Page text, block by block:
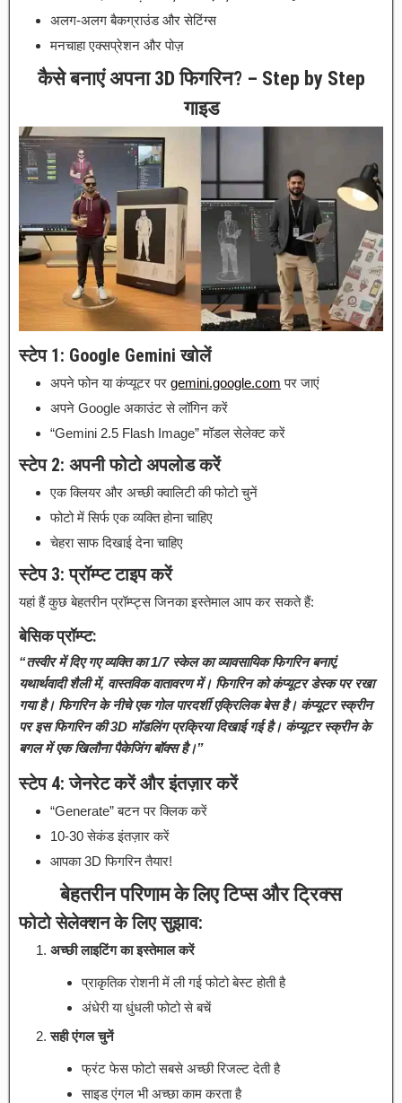
अलग-अलग बैकग्राउंड और सेटिंग्स
मनचाहा एक्सप्रेशन और पोज़
कैसे बनाएं अपना 3D फिगरिन? – Step by Step
गाइड
स्टेप 1: Google Gemini खोलें
अपने फोन या कंप्यूटर पर gemini.google.com पर जाएं
अपने Google अकाउंट से लॉगिन करें
“Gemini 2.5 Flash Image” मॉडल सेलेक्ट करें
स्टेप 2: अपनी फोटो अपलोड करें
एक क्लियर और अच्छी क्वालिटी की फोटो चुनें
फोटो में सिर्फ एक व्यक्ति होना चाहिए
चेहरा साफ दिखाई देना चाहिए
स्टेप 3: प्रॉम्प्ट टाइप करें
यहां हैं कुछ बेहतरीन प्रॉम्प्ट्स जिनका इस्तेमाल आप कर सकते हैं:
बेसिक प्रॉम्प्ट:
“तस्वीर में दिए गए व्यक्ति का 1/7 स्केल का व्यावसायिक फिगरिन बनाएं,
यथार्थवादी शैली में, वास्तविक वातावरण में। फिगरिन को कंप्यूटर डेस्क पर रखा
गया है। फिगरिन के नीचे एक गोल पारदर्शी एक्रिलिक बेस है। कंप्यूटर स्क्रीन
पर इस फिगरिन की 3D मॉडलिंग प्रक्रिया दिखाई गई है। कंप्यूटर स्क्रीन के
बगल में एक खिलौना पैकेजिंग बॉक्स है।”
स्टेप 4: जेनरेट करें और इंतज़ार करें
“Generate” बटन पर क्लिक करें
10-30 सेकंड इंतज़ार करें
आपका 3D फिगरिन तैयार!
बेहतरीन परिणाम के लिए टिप्स और ट्रिक्स
फोटो सेलेक्शन के लिए सुझाव:
अच्छी लाइटिंग का इस्तेमाल करें
प्राकृतिक रोशनी में ली गई फोटो बेस्ट होती है
अंधेरी या धुंधली फोटो से बचें
सही एंगल चुनें
फ्रंट फेस फोटो सबसे अच्छी रिजल्ट देती है
साइड एंगल भी अच्छा काम करता है